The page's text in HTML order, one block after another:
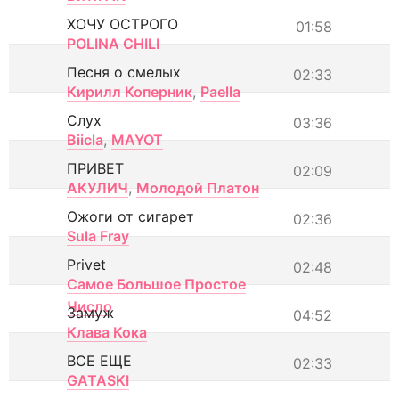
01:58
ХОЧУ ОСТРОГО
POLINA CHILI
02:33
Песня о смелых
Кирилл Коперник, Paella
03:36
Слух
Biicla, MAYOT
02:09
ПРИВЕТ
АКУЛИЧ, Молодой Платон
02:36
Ожоги от сигарет
Sula Fray
02:48
Privet
Самое Большое Простое
Число
04:52
Замуж
Клава Кока
02:33
ВСЕ ЕЩЕ
GATASKI